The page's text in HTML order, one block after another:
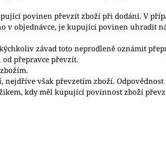
povinen převzít zboží při dodání. V
v objednávce, je kupující povinen uhradit
závad toto neprodleně oznámit
přepravce převzít.
však převzetím zboží. Odpovědnost
kdy měl kupující povinnost zboží